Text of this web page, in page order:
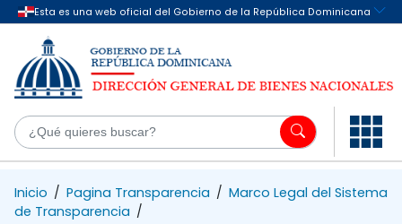
Saltar al contenido principal
Inicio / Pagina Transparencia / Marco Legal del Sistema
de Transparencia /